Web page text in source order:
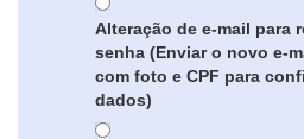
Alteração de e-mail para
senha (Enviar o novo e-
com foto e CPF para
dados)